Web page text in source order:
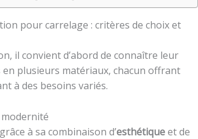
pour carrelage : critères de choix et
il convient d’abord de connaître leur
plusieurs matériaux, chacun offrant
à des besoins variés.
à sa combinaison d’esthétiqueet de